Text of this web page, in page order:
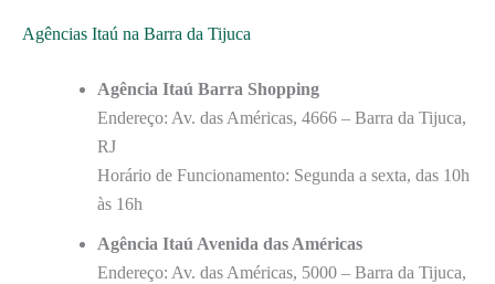
Agências Itaú na Barra da Tijuca
Agência Itaú Barra Shopping
Endereço: Av. das Américas, 4666 – Barra da Tijuca,
RJ
Horário de Funcionamento: Segunda a sexta, das 10h
às 16h
Agência Itaú Avenida das Américas
Endereço: Av. das Américas, 5000 – Barra da Tijuca,